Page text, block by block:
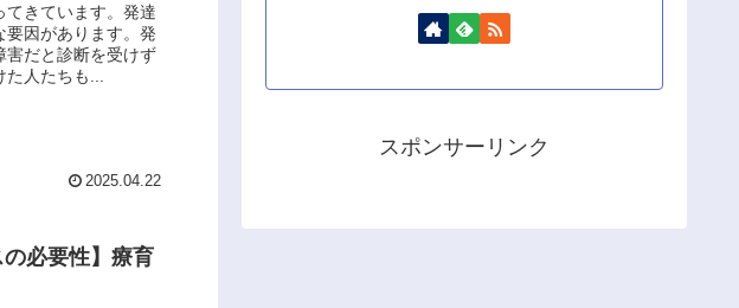
てきています。発達
要因があります。発
害だと診断を受けず
人たちも...
2025.04.22
の必要性】療育
スポンサーリンク